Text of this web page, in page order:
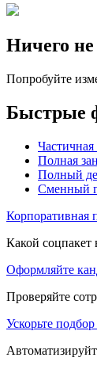
Ничего
Попробуйте
Быстрые
Частичная
Полная
Полный
Сменный
Корпоративная
Какой соцпакет
Оформляйте
Проверяйте
Ускорьте